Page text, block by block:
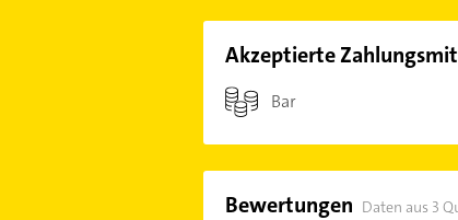
Akzeptierte
Bar
Bewertungen Daten aus 3